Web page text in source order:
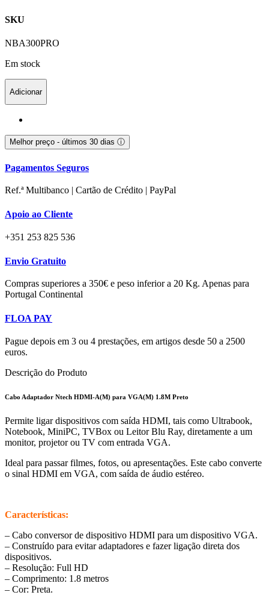
SKU
NBA300PRO
Em stock
Adicionar
Melhor preço - últimos 30 dias ⓘ
Pagamentos Seguros
Ref.ª Multibanco | Cartão de Crédito | PayPal
Apoio ao Cliente
+351 253 825 536
Envio Gratuito
Compras superiores a 350€ e peso inferior a 20 Kg. Apenas para
Portugal Continental
FLOA PAY
Pague depois em 3 ou 4 prestações, em artigos desde 50 a 2500
euros.
Descrição do Produto
Cabo Adaptador Ntech HDMI-A(M) para VGA(M) 1.8M Preto
Permite ligar dispositivos com saída HDMI, tais como Ultrabook,
Notebook, MiniPC, TVBox ou Leitor Blu Ray, diretamente a um
monitor, projetor ou TV com entrada VGA.
Ideal para passar filmes, fotos, ou apresentações. Este cabo converte
o sinal HDMI em VGA, com saída de áudio estéreo.
Características:
– Cabo conversor de dispositivo HDMI para um dispositivo VGA.
– Construído para evitar adaptadores e fazer ligação direta dos
dispositivos.
– Resolução: Full HD
– Comprimento: 1.8 metros
– Cor: Preta.